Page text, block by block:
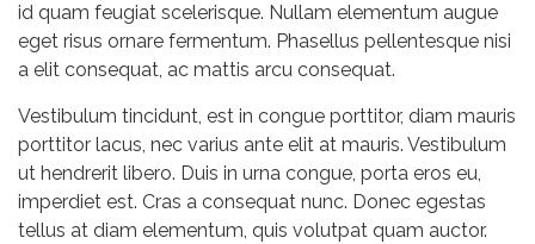
id quam feugiat scelerisque. Nullam elementum augue
eget risus ornare fermentum. Phasellus pellentesque nisi
a elit consequat, ac mattis arcu consequat.
Vestibulum tincidunt, est in congue porttitor, diam mauris
porttitor lacus, nec varius ante elit at mauris. Vestibulum
ut hendrerit libero. Duis in urna congue, porta eros eu,
imperdiet est. Cras a consequat nunc. Donec egestas
tellus at diam elementum, quis volutpat quam auctor.